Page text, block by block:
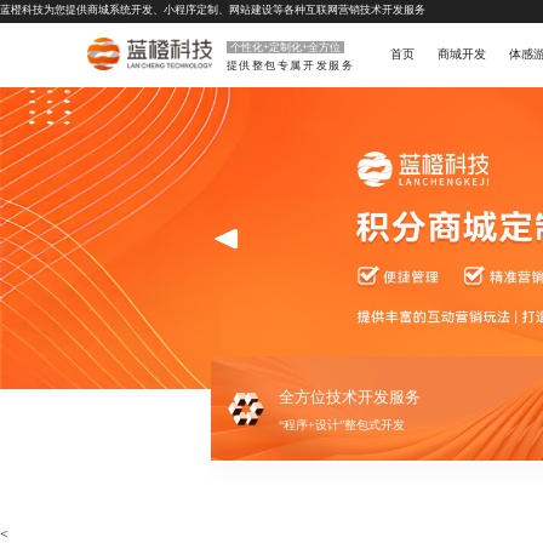
蓝橙科技为您提供商城系统开发、 小程序定制 、 网站建设等各种互联网营销技术开发服务
个性化+定制化+全方位
提供整包专属开发服务
首页 商城开发 体感
全方位技术开发服务
“程序+设计”整包式开发
<